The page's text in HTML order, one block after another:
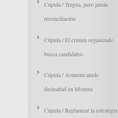
Cúpula / Tregua, pero jamás
reconciliación
Cúpula / El crimen organizado
busca candidatos.
Cúpula / Armenta alude
deslealtad en Morena
Cúpula / Replantear la estrategia